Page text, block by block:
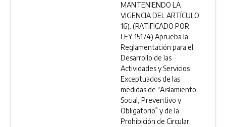
MANTENIENDO LA
VIGENCIA DEL ARTÍCULO
16). (RATIFICADO POR
LEY 15174) Aprueba la
Reglamentación para el
Desarrollo de las
Actividades y Servicios
Exceptuados de las
medidas de “Aislamiento
Social, Preventivo y
Obligatorio” y de la
Prohibición de Circular